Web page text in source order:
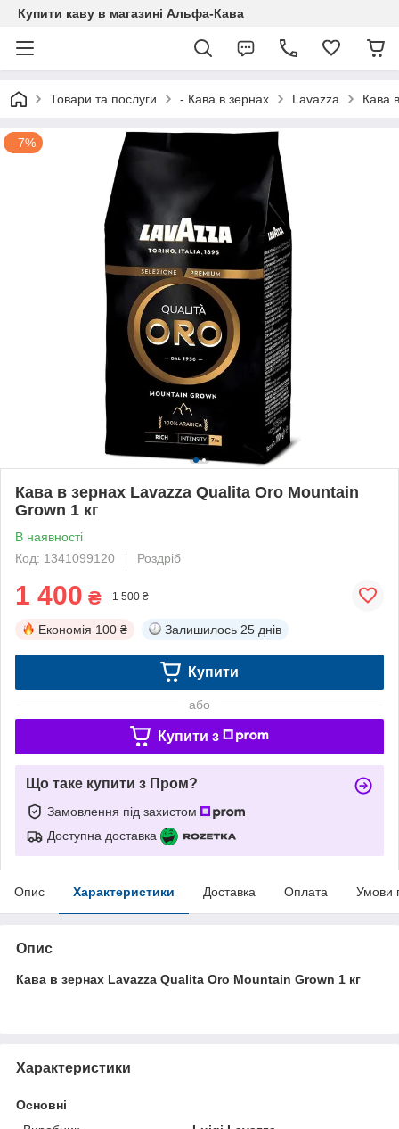
Купити каву в магазині Альфа-Кава
Товари та послуги - Кава в зернах Lavazza Кава
–7%
Кава в зернах Lavazza Qualita Oro Mountain
Grown 1 кг
В наявності
Код: 1341099120
Роздріб
1 400 ₴ 1 500 ₴
Економія 100 ₴ Залишилось 25 днів
Купити
або
Купити з
Що таке купити з Пром?
Замовлення під захистом
Доступна доставка
Опис Характеристики Доставка Оплата Умови
Опис
Кава в зернах Lavazza Qualita Oro Mountain Grown 1 кг
Характеристики
Основні